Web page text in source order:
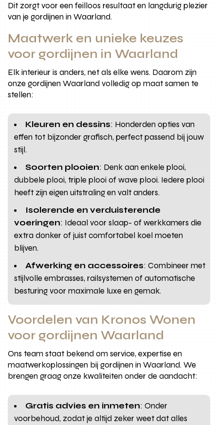
Dit zorgt voor een feilloos resultaat en langdurig plezier
van je gordijnen in Waarland.
Maatwerk en unieke keuzes
voor gordijnen in Waarland
Elk interieur is anders, net als elke wens. Daarom zijn
onze gordijnen Waarland volledig op maat samen te
stellen:
Kleuren en dessins: Honderden opties van
effen tot bijzonder grafisch, perfect passend bij jouw
stijl.
Soorten plooien: Denk aan enkele plooi,
dubbele plooi, triple plooi of wave plooi. Iedere plooi
heeft zijn eigen uitstraling en valt anders.
Isolerende en verduisterende
voeringen: Ideaal voor slaap- of werkkamers die
extra donker of juist comfortabel koel moeten
blijven.
Afwerking en accessoires: Combineer met
stijlvolle embrasses, railsystemen of automatische
besturing voor maximale luxe en gemak.
Voordelen van Kronos Wonen
voor gordijnen Waarland
Ons team staat bekend om service, expertise en
maatwerkoplossingen bij gordijnen in Waarland. We
brengen graag onze kwaliteiten onder de aandacht:
Gratis advies en inmeten: Onder
voorbehoud, zodat je altijd zeker weet dat alles